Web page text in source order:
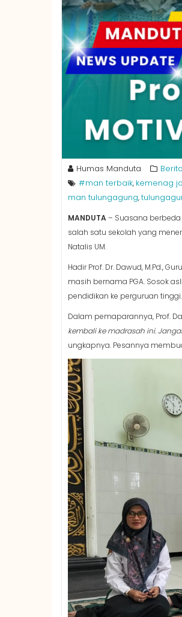
Humas Manduta
Berita
#man terbaik, kemenag
man tulungagung,
MANDUTA– Suasana berbeda
salah satu sekolah yang
Natalis UM.
Hadir Prof. Dr. Dawud, M.Pd.,
masih bernama PGA. Sosok
pendidikan ke perguruan tinggi.
Dalam pemaparannya, Prof.
kembali ke madrasah ini.
ungkapnya. Pesannya